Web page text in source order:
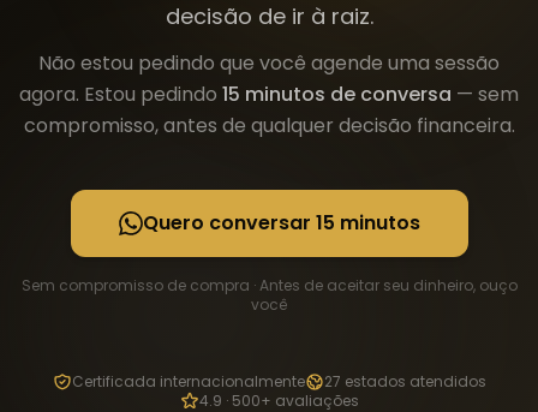
decisão de ir à raiz.
Não estou pedindo que você agende uma sessão
agora. Estou pedindo 15 minutos de conversa — sem
compromisso, antes de qualquer decisão financeira.
Quero conversar 15 minutos
Sem compromisso de compra · Antes de aceitar seu dinheiro, ouço
você
Certificada internacionalmente
27 estados atendidos
4.9 · 500+ avaliações